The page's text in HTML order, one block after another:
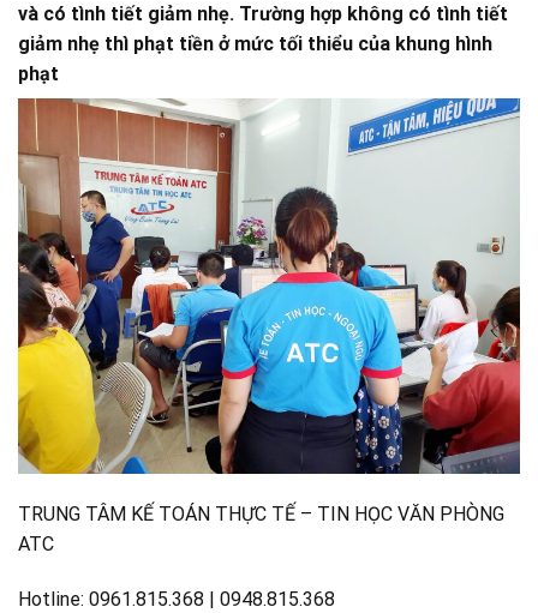
và có tình tiết giảm nhẹ. Trường hợp không có tình tiết
giảm nhẹ thì phạt tiền ở mức tối thiểu của khung hình
phạt
TRUNG TÂM KẾ TOÁN THỰC TẾ – TIN HỌC VĂN PHÒNG
ATC
Hotline: 0961.815.368 | 0948.815.368